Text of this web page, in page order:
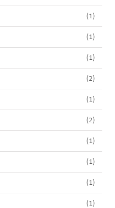
(1)
(1)
(1)
(2)
(1)
(2)
(1)
(1)
(1)
(1)